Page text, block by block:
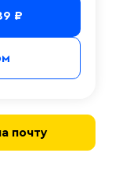
₽
почту